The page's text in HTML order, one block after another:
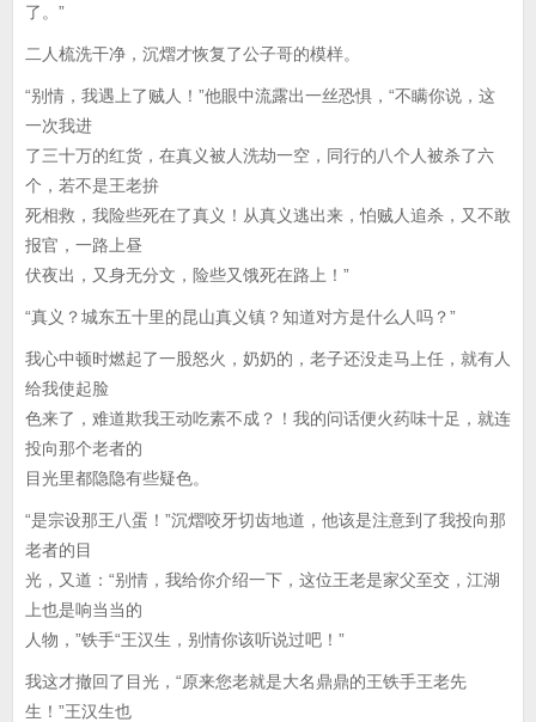
了。”
二人梳洗干净，沉熠才恢复了公子哥的模样。
“别情，我遇上了贼人！”他眼中流露出一丝恐惧，“不瞒你说，这
一次我进
了三十万的红货，在真义被人洗劫一空，同行的八个人被杀了六
个，若不是王老拚
死相救，我险些死在了真义！从真义逃出来，怕贼人追杀，又不敢
报官，一路上昼
伏夜出，又身无分文，险些又饿死在路上！”
“真义？城东五十里的昆山真义镇？知道对方是什么人吗？”
我心中顿时燃起了一股怒火，奶奶的，老子还没走马上任，就有人
给我使起脸
色来了，难道欺我王动吃素不成？！我的问话便火药味十足，就连
投向那个老者的
目光里都隐隐有些疑色。
“是宗设那王八蛋！”沉熠咬牙切齿地道，他该是注意到了我投向那
老者的目
光，又道：“别情，我给你介绍一下，这位王老是家父至交，江湖
上也是响当当的
人物，”铁手“王汉生，别情你该听说过吧！”
我这才撤回了目光，“原来您老就是大名鼎鼎的王铁手王老先
生！”王汉生也